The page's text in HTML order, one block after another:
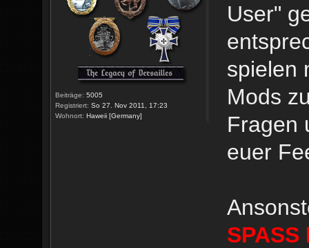
Beiträge: 5005
Registriert: So 27. Nov 2011, 17:23
Wohnort: Haweii [Germany]
User"
spielen
Mods
Fragen
euer
SPASS